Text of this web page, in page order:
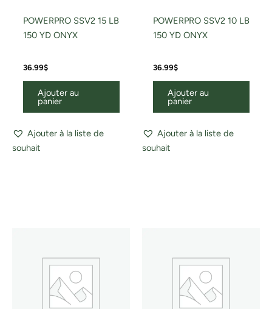
POWERPRO SSV2 15 LB
150 YD ONYX
36.99$
Ajouter au
panier
Ajouter à la liste de
souhait
POWERPRO SSV2 10 LB
150 YD ONYX
36.99$
Ajouter au
panier
Ajouter à la liste de
souhait